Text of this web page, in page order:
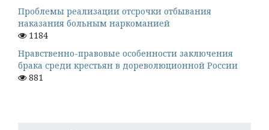
Проблемы реализации отсрочки отбывания
наказания больным наркоманией
1184
Нравственно-правовые особенности заключения
брака среди крестьян в дореволюционной России
881